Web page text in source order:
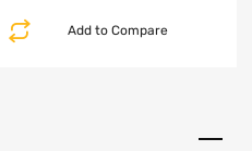
Add to Compare